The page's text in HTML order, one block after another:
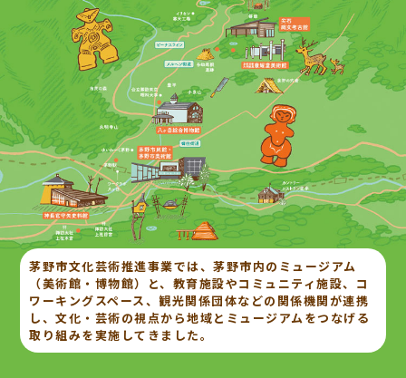
茅野市文化芸術推進事業では、茅野市内のミュージアム
（美術館・博物館）と、教育施設やコミュニティ施設、コ
ワーキングスペース、観光関係団体などの関係機関が連携
し、文化・芸術の視点から地域とミュージアムをつなげる
取り組みを実施してきました。